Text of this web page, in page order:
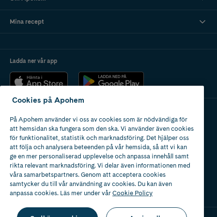
Mina recept
Ladda ner vår app
Apotek med tillstånd
av Läkemedelsverket
Cookies på Apohem
På Apohem använder vi oss av cookies som är nödvändiga för
att hemsidan ska fungera som den ska. Vi använder även cookies
för funktionalitet, statistik och marknadsföring. Det hjälper oss
att följa och analysera beteenden på vår hemsida, så att vi kan
ge en mer personaliserad upplevelse och anpassa innehåll samt
rikta relevant marknadsföring. Vi delar även informationen med
våra samarbetspartners. Genom att acceptera cookies
samtycker du till vår användning av cookies. Du kan även
anpassa cookies. Läs mer under vårCookie Policy